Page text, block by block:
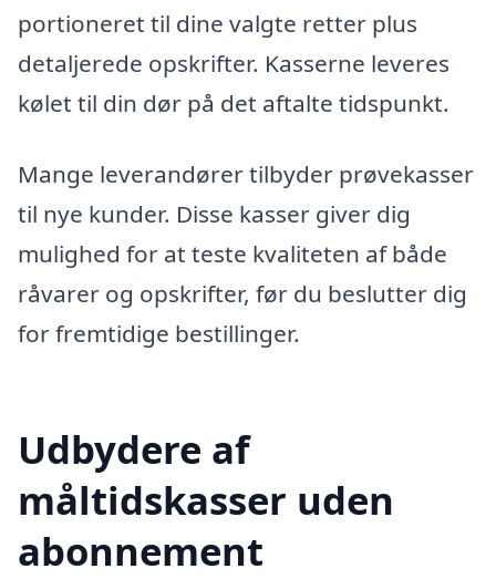
portioneret til dine valgte retter plus
detaljerede opskrifter. Kasserne leveres
kølet til din dør på det aftalte tidspunkt.
Mange leverandører tilbyder prøvekasser
til nye kunder. Disse kasser giver dig
mulighed for at teste kvaliteten af både
råvarer og opskrifter, før du beslutter dig
for fremtidige bestillinger.
Udbydere af
måltidskasser uden
abonnement